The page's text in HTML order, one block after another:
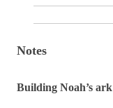
Notes
Building Noah’s ark